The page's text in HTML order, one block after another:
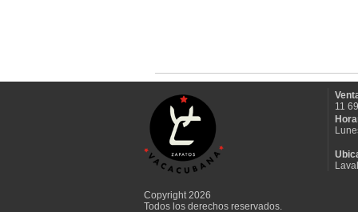
Copyright 2026
Todos los derechos reservados.
11